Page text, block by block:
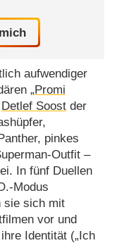
aufwendiger
„Promi
Detlef Soostder
pinkes
Outfit –
In fünf Duellen
Modus
sie sich mit
vor und
Identität („Ich